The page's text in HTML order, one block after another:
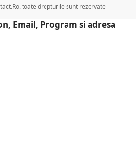
toate drepturile sunt rezervate
Email, Program si adresa